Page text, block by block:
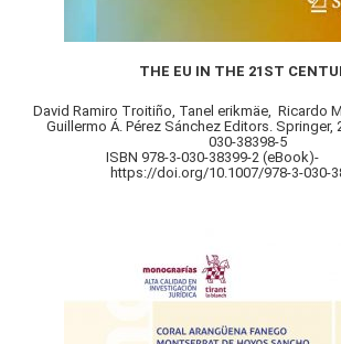
THE EU IN THE 21ST
David Ramiro Troitiño, Tanel erikmäe, Ricardo
Guillermo Á. Pérez Sánchez Editors. Springer,
030-38398-5
ISBN 978-3-030-38399-2
https://doi.org/10.1007/978-3-030-